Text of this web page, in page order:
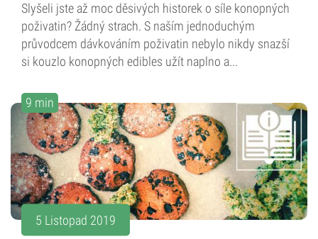
Slyšeli jste až moc děsivých historek o síle konopných
poživatin? Žádný strach. S naším jednoduchým
průvodcem dávkováním poživatin nebylo nikdy snazší
si kouzlo konopných edibles užít naplno a...
9 min
5 Listopad 2019